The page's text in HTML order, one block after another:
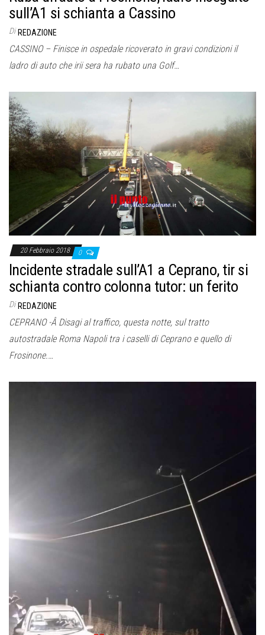
sull’A1 si schianta a Cassino
Di REDAZIONE
CASSINO – Finisce in ospedale ricoverato in gravi condizioni il
ladro di auto che irii sera ha rubato una Golf…
20 Febbraio 2018 0
Incidente stradale sull’A1 a Ceprano, tir si
schianta contro colonna tutor: un ferito
Di REDAZIONE
CEPRANO -Â Disagi al traffico, questa notte, sul tratto
autostradale Roma Napoli tra i caselli di Ceprano e quello di
Frosinone.…